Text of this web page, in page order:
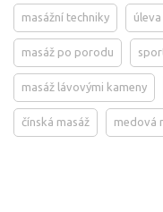
masážní techniky
masáž po porodu
masáž lávovými kameny
čínská masáž medová